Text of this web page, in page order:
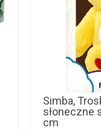
Simba,
słoneczne
cm